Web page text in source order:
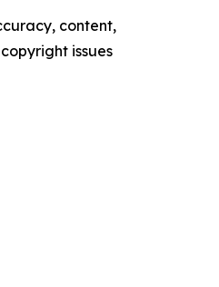
content,
issues